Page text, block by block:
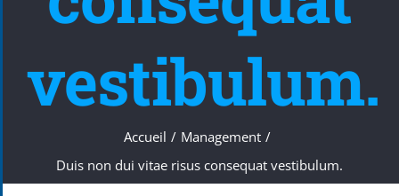
vestibulum.
Accueil / Management /
Duis non dui vitae risus consequat vestibulum.